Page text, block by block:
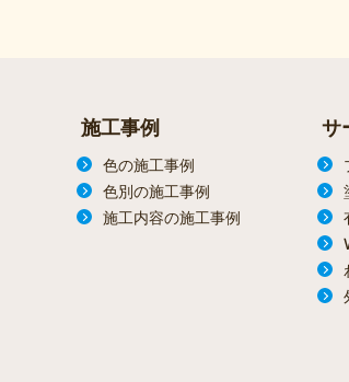
施工事例
色の施工事例
色別の施工事例
施工内容の施工事例
サ